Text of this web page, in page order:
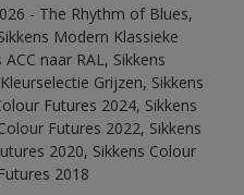
- The Rhythm of Blues,
Modern Klassieke
naar RAL, Sikkens
Grijzen, Sikkens
Futures 2024, Sikkens
Futures 2022, Sikkens
2020, Sikkens Colour
2018